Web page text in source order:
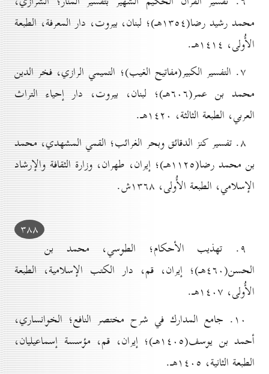
محمد رشيد رضا(۱۳٥٤هـ)؛ لبنان، بيروت، دار المعرفة، الطبعة
الأُولی، ۱٤۱٤هـ.
۷. التفسير الكبير(مفاتيح الغيب)؛ التميمي الرازي، فخر الدين
محمد بن عمر(٦٠٦هـ)؛ لبنان، بيروت، دار إحياء التراث
العربي، الطبعة الثالثة، ۱٤۲٠هـ.
۸. تفسير كنز الدقائق وبحر الغرائب؛ القمي المشهدي، محمد
بن محمد رضا(۱۱۲٥هـ)؛ إيران، طهران، وزارة الثقافة والإرشاد
الإسلامي، الطبعة الأُولی، ۱۳٦۸ش.
۳۸۸
۹. تهذيب الأحكام؛ الطوسي، محمد بن
الحسن(٤٦٠هـ)؛ إيران، قم، دار الكتب الإسلامية، الطبعة
الأُولی، ۱٤٠۷هـ.
۱٠. جامع المدارك في شرح مختصر النافع؛ الخوانساري،
أحمد بن يوسف(۱٤٠٥هـ)؛ إيران، قم، مؤسسة إسماعيليان،
الطبعة الثانية، ۱٤٠٥هـ.